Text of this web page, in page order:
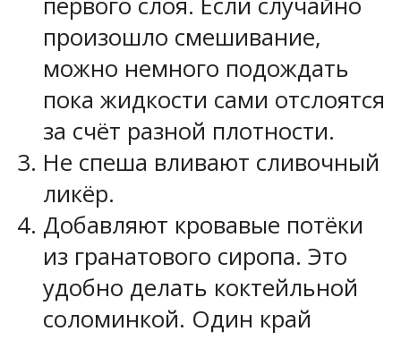
произошло смешивание,
можно немного подождать
пока жидкости сами отслоятся
за счёт разной плотности.
Не спеша вливают сливочный
ликёр.
Добавляют кровавые потёки
из гранатового сиропа. Это
удобно делать коктейльной
соломинкой. Один край